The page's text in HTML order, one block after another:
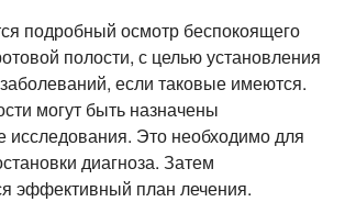
подробный осмотр беспокоящего
полости, с целью установления
если таковые имеются.
могут быть назначены
исследования. Это необходимо для
диагноза. Затем
эффективный план лечения.